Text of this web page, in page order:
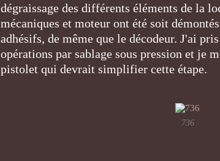
dégraissage des différents éléments de la
mécaniques et moteur ont été soit
adhésifs, de même que le décodeur. J'ai
opérations par sablage sous pression et je
pistolet qui devrait simplifier cette étape.
736